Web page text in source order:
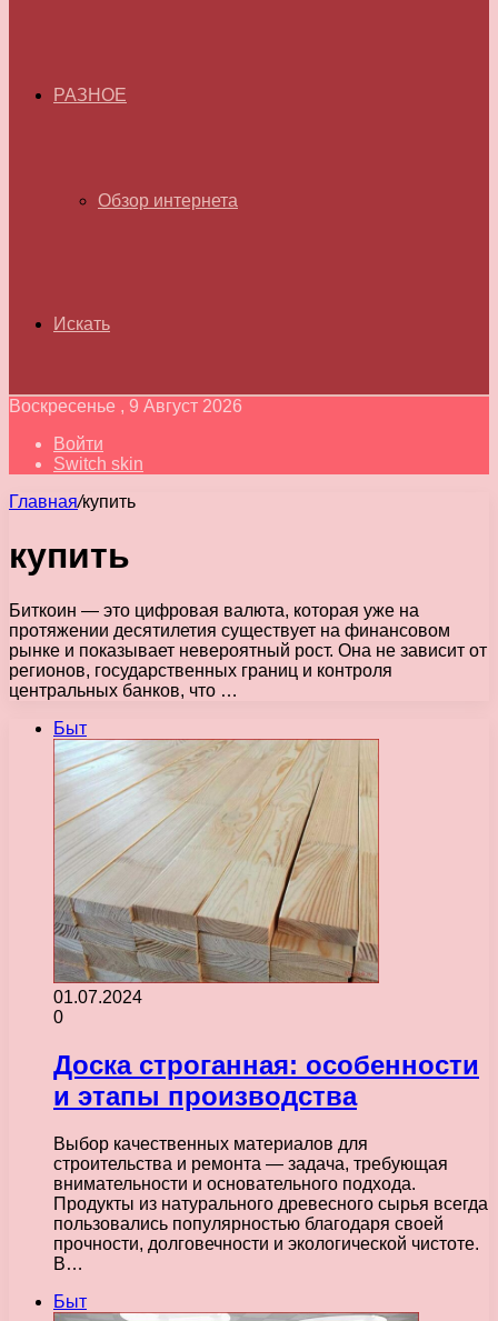
РАЗНОЕ
Обзор интернета
Искать
Воскресенье , 9 Август 2026
Войти
Switch skin
Главная/купить
купить
Биткоин — это цифровая валюта, которая уже на
протяжении десятилетия существует на финансовом
рынке и показывает невероятный рост. Она не зависит от
регионов, государственных границ и контроля
центральных банков, что …
Быт
01.07.2024
0
Доска строганная: особенности
и этапы производства
Выбор качественных материалов для
строительства и ремонта — задача, требующая
внимательности и основательного подхода.
Продукты из натурального древесного сырья всегда
пользовались популярностью благодаря своей
прочности, долговечности и экологической чистоте.
В…
Быт